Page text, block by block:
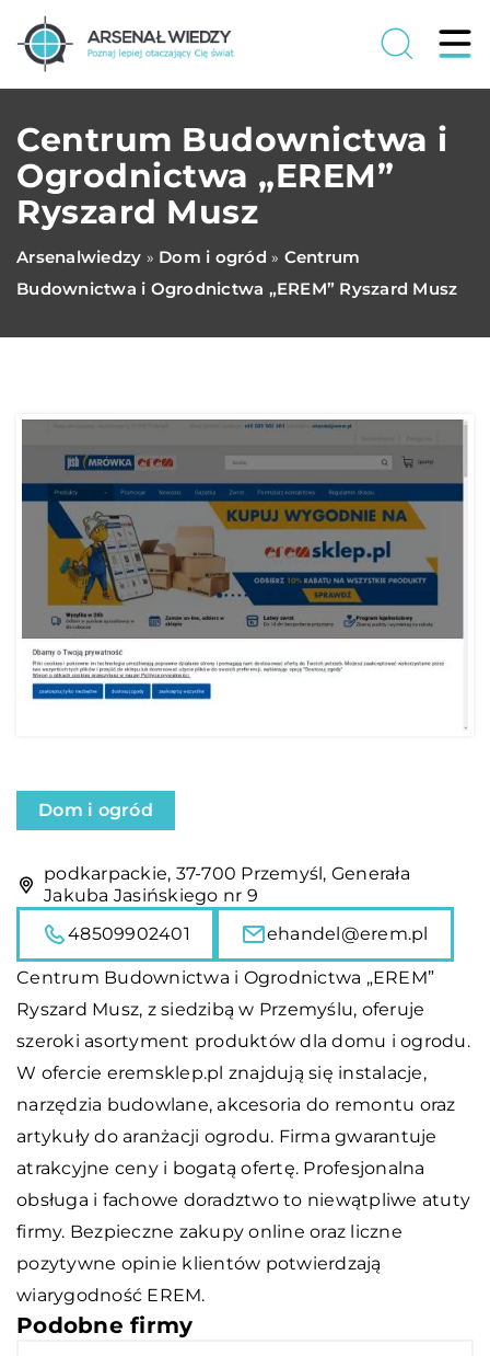
Centrum Budownictwa i
Ogrodnictwa „EREM”
Ryszard Musz
Arsenalwiedzy » Dom i ogród » Centrum
Budownictwa i Ogrodnictwa „EREM” Ryszard Musz
Dom i ogród
podkarpackie, 37-700 Przemyśl, Generała
Jakuba Jasińskiego nr 9
48509902401
ehandel@erem.pl
Centrum Budownictwa i Ogrodnictwa „EREM”
Ryszard Musz, z siedzibą w Przemyślu, oferuje
szeroki asortyment produktów dla domu i ogrodu.
W ofercie eremsklep.pl znajdują się instalacje,
narzędzia budowlane, akcesoria do remontu oraz
artykuły do aranżacji ogrodu. Firma gwarantuje
atrakcyjne ceny i bogatą ofertę. Profesjonalna
obsługa i fachowe doradztwo to niewątpliwe atuty
firmy. Bezpieczne zakupy online oraz liczne
pozytywne opinie klientów potwierdzają
wiarygodność EREM.
Podobne firmy